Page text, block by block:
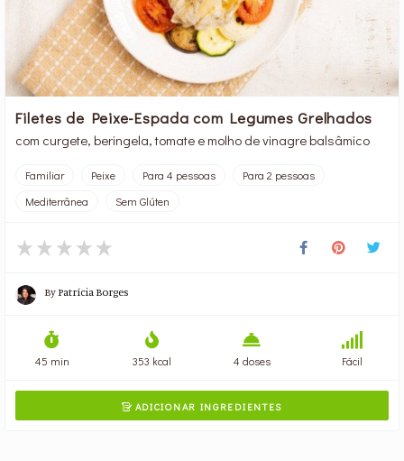
Filetes de Peixe-Espada com Legumes Grelhados
com curgete, beringela, tomate e molho de vinagre balsâmico
Familiar Peixe Para 4 pessoas
Para 2 pessoas
Mediterrânea
Sem Glúten
ByPatrícia Borges
45 min 353 kcal 4 doses Fácil
ADICIONAR INGREDIENTES